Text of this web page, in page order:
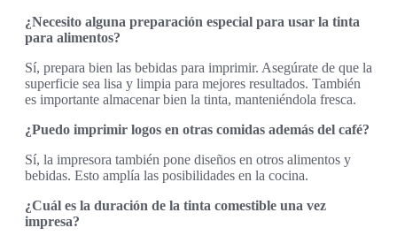
¿Necesito alguna preparación especial para usar la tinta
para alimentos?
Sí, prepara bien las bebidas para imprimir. Asegúrate de que la
superficie sea lisa y limpia para mejores resultados. También
es importante almacenar bien la tinta, manteniéndola fresca.
¿Puedo imprimir logos en otras comidas además del café?
Sí, la impresora también pone diseños en otros alimentos y
bebidas. Esto amplía las posibilidades en la cocina.
¿Cuál es la duración de la tinta comestible una vez
impresa?